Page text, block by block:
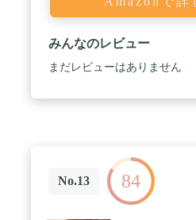
みんなのレビュー
まだレビューはありません
No.13 84